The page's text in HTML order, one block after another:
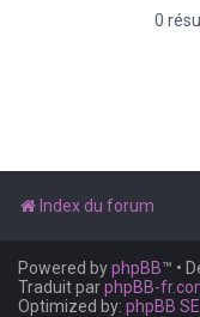
0
Index du forum
Powered byphpBB™ •
Traduit parphpBB-
Optimized by: phpBB